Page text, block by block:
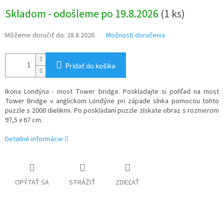
cena:
Skladom - odošleme po 19.8.2026 (1 ks)
Môžeme doručiť do: 28.8.2026 Možnosti doručenia
Pridať do košíka
Ikona Londýna - most Tower bridge. Poskladajte si pohľad na most
Tower Bridge v anglickom Londýne pri západe slnka pomocou tohto
puzzle s 2000 dielikmi. Po poskladaní puzzle získate obraz s rozmerom
97,5 x 67 cm.
Detailné informácie
OPÝTAŤ SA STRÁŽIŤ ZDIEĽAŤ